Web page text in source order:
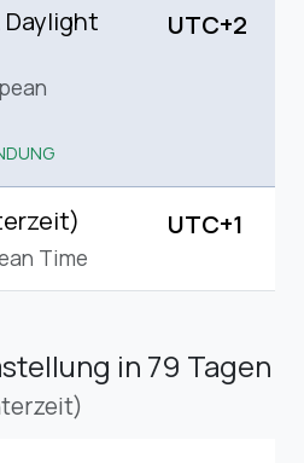
Daylight
UTC+2
Time
UTC+1
in 79 Tagen